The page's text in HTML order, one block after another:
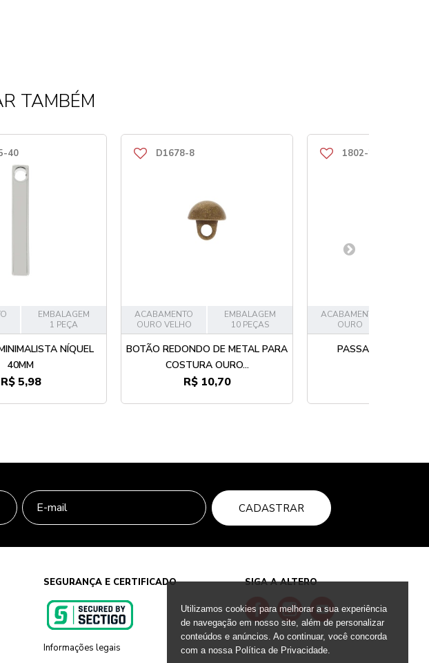
TAMBÉM
40
EMBALAGEM
1 PEÇA
NÍQUEL
40MM
R$ 5,98
D1678-8
ACABAMENTO
OURO VELHO
EMBALAGEM
10 PEÇAS
BOTÃO REDONDO DE METAL PARA
COSTURA OURO...
R$ 10,70
1802-28
ACABAMENTO
OURO
PASSADOR OURO
CADASTRAR
SEGURANÇA E CERTIFICADO
Informações legais
SIGA A ALTERO
Utilizamos cookies para melhorar a sua experiência
de navegação em nosso site, além de personalizar
conteúdos e anúncios. Ao continuar, você concorda
com a nossa Política de Privacidade.